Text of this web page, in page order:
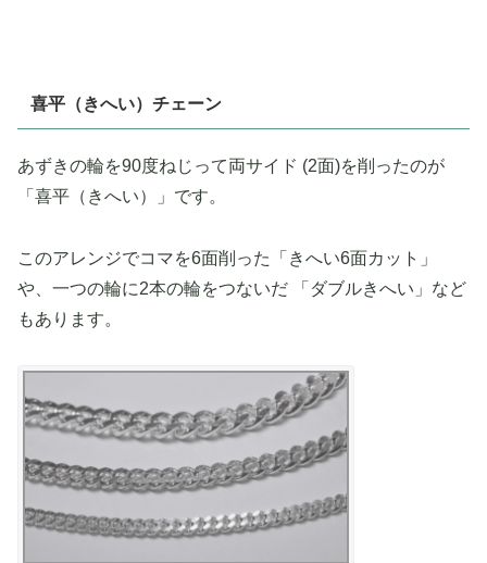
喜平（きへい）チェーン
あずきの輪を90度ねじって両サイド (2面)を削ったのが
「喜平（きへい）」です。
このアレンジでコマを6面削った「きへい6面カット」
や、一つの輪に2本の輪をつないだ 「ダブルきへい」など
もあります。